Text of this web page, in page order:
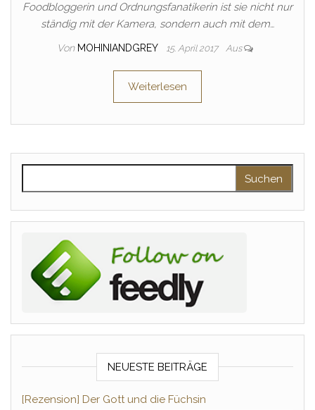
Foodbloggerin und Ordnungsfanatikerin ist sie nicht nur
ständig mit der Kamera, sondern auch mit dem…
Von MOHINIANDGREY 15. April 2017 Aus
Weiterlesen
NEUESTE BEITRÄGE
[Rezension] Der Gott und die Füchsin